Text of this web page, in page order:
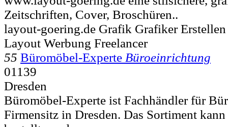
Zeitschriften, Cover, Broschüren..
layout-goering.de Grafik Grafiker
Layout Werbung Freelancer
55 Büromöbel-Experte Büroeinrichtung
01139
Dresden
Büromöbel-Experte ist Fachhändler für
Firmensitz in Dresden. Das Sortiment